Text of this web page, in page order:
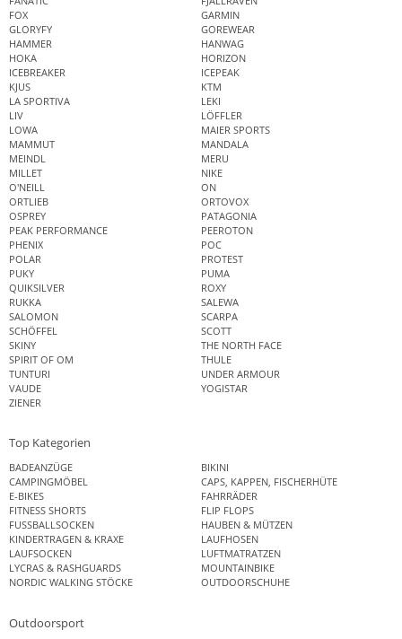
FOX
GARMIN
GLORYFY
GOREWEAR
HAMMER
HANWAG
HOKA
HORIZON
ICEBREAKER
ICEPEAK
KJUS
KTM
LA SPORTIVA
LEKI
LIV
LÖFFLER
LOWA
MAIER SPORTS
MAMMUT
MANDALA
MEINDL
MERU
MILLET
NIKE
O'NEILL
ON
ORTLIEB
ORTOVOX
OSPREY
PATAGONIA
PEAK PERFORMANCE
PEEROTON
PHENIX
POC
POLAR
PROTEST
PUKY
PUMA
QUIKSILVER
ROXY
RUKKA
SALEWA
SALOMON
SCARPA
SCHÖFFEL
SCOTT
SKINY
THE NORTH FACE
SPIRIT OF OM
THULE
TUNTURI
UNDER ARMOUR
VAUDE
YOGISTAR
ZIENER
Top Kategorien
BADEANZÜGE
BIKINI
CAMPINGMÖBEL
CAPS, KAPPEN, FISCHERHÜTE
E-BIKES
FAHRRÄDER
FITNESS SHORTS
FLIP FLOPS
FUSSBALLSOCKEN
HAUBEN & MÜTZEN
KINDERTRAGEN & KRAXE
LAUFHOSEN
LAUFSOCKEN
LUFTMATRATZEN
LYCRAS & RASHGUARDS
MOUNTAINBIKE
NORDIC WALKING STÖCKE
OUTDOORSCHUHE
Outdoorsport